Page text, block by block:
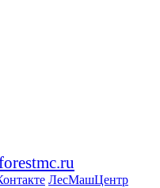
ЛесМашЦентр